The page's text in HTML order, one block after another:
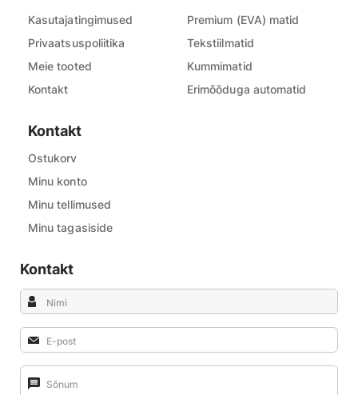
Kasutajatingimused
Privaatsuspoliitika
Meie tooted
Kontakt
Premium (EVA) matid
Tekstiilmatid
Kummimatid
Erimõõduga automatid
Kontakt
Ostukorv
Minu konto
Minu tellimused
Minu tagasiside
Kontakt